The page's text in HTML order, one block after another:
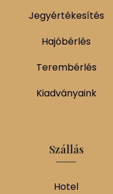
Jegyértékesítés
Hajóbérlés
Terembérlés
Kiadványaink
Szállás
Hotel